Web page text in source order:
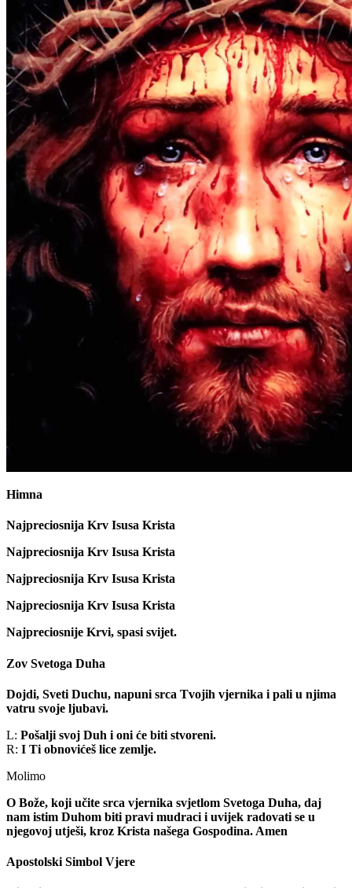
Himna
Najpreciosnija Krv Isusa Krista
Najpreciosnija Krv Isusa Krista
Najpreciosnija Krv Isusa Krista
Najpreciosnija Krv Isusa Krista
Najpreciosnije Krvi, spasi svijet.
Zov Svetoga Duha
Dojdi, Sveti Duchu, napuni srca Tvojih vjernika i pali u njima
vatru svoje ljubavi.
L: Pošalji svoj Duh i oni će biti stvoreni.
R: I Ti obnovićeš lice zemlje.
Molimo
O Bože, koji učite srca vjernika svjetlom Svetoga Duha, daj
nam istim Duhom biti pravi mudraci i uvijek radovati se u
njegovoj utješi, kroz Krista našega Gospodina. Amen
Apostolski Simbol Vjere